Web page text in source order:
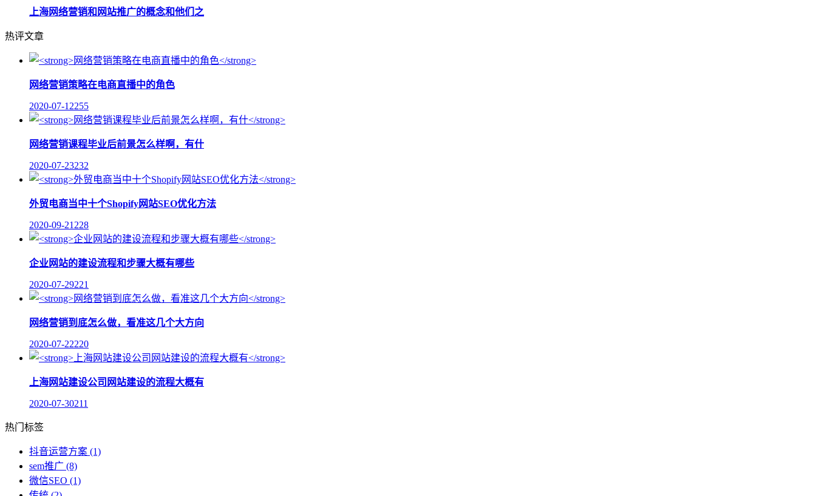
上海网络营销和网站推广的概念和他们之
热评文章
网络营销策略在电商直播中的角色
2020-07-12255
网络营销课程毕业后前景怎么样啊，有什
2020-07-23232
外贸电商当中十个Shopify网站SEO优化方法
2020-09-21 228
企业网站的建设流程和步骤大概有哪些
2020-07-29221
网络营销到底怎么做，看准这几个大方向
2020-07-22220
上海网站建设公司网站建设的流程大概有
2020-07-30211
热门标签
抖音运营方案 (1)
sem推广 (8)
微信SEO (1)